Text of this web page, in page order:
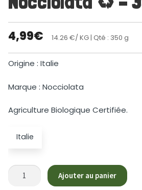
4,99€ 14.26 €/ KG | Qté : 350 g
Origine : Italie
Marque : Nocciolata
Agriculture Biologique Certifiée.
Italie
quantité
Ajouter au panier